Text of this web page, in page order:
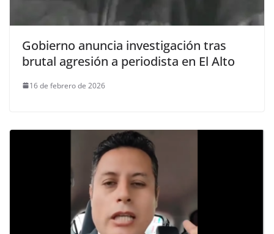
Gobierno anuncia investigación tras
brutal agresión a periodista en El Alto
16 de febrero de 2026